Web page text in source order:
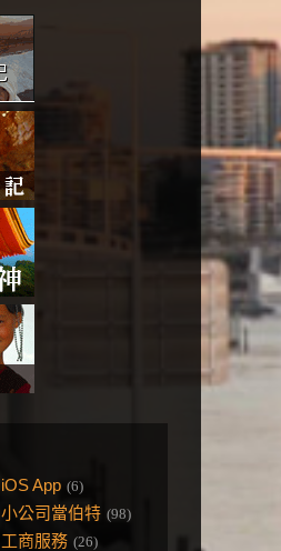
iOS App (6)
小公司當伯特 (98)
工商服務 (26)